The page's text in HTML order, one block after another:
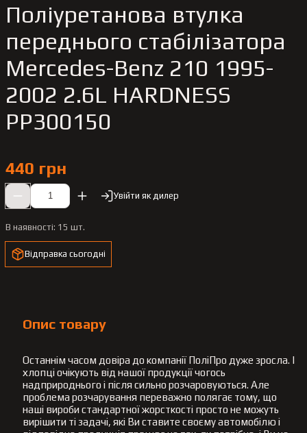
Поліуретанова втулка
переднього стабілізатора
Merсedes-Benz 210 1995-
2002 2.6L HARDNESS
PP300150
440 грн
Увійти як дилер
В наявності: 15 шт.
Відправка сьогодні
Опис товару
Останнім часом довіра до компанії ПоліПро дуже зросла. І
хлопці очікують від нашої продукції чогось
надприроднього і після сильно розчаровуються. Але
проблема розчарування переважно полягає тому, що
наші вироби стандартної жорсткості просто не можуть
вирішити ті задачі, які Ви ставите своєму автомобілю і